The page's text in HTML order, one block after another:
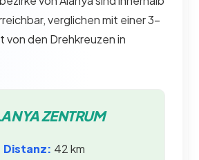
verglichen mit einer 3-
von den Drehkreuzen in
ZENTRUM
Distanz: 42 km